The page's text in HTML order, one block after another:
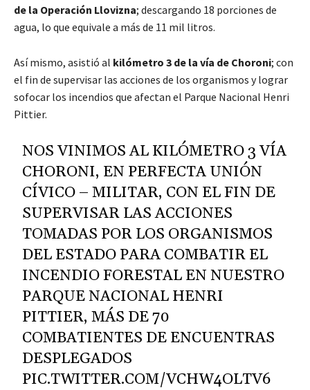
de la Operación Llovizna; descargando 18 porciones de
agua, lo que equivale a más de 11 mil litros.
Así mismo, asistió al kilómetro 3 de la vía de Choroni; con
el fin de supervisar las acciones de los organismos y lograr
sofocar los incendios que afectan el Parque Nacional Henri
Pittier.
NOS VINIMOS AL KILÓMETRO 3 VÍA
CHORONI, EN PERFECTA UNIÓN
CÍVICO – MILITAR, CON EL FIN DE
SUPERVISAR LAS ACCIONES
TOMADAS POR LOS ORGANISMOS
DEL ESTADO PARA COMBATIR EL
INCENDIO FORESTAL EN NUESTRO
PARQUE NACIONAL HENRI
PITTIER, MÁS DE 70
COMBATIENTES DE ENCUENTRAS
DESPLEGADOS
PIC.TWITTER.COM/VCHW4OLTV6